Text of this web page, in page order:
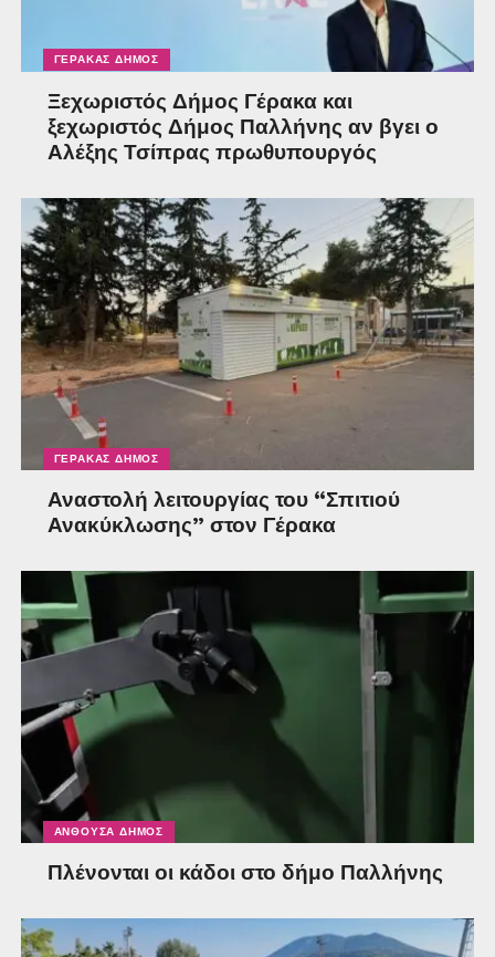
ΓΈΡΑΚΑΣ ΔΉΜΟΣ
Ξεχωριστός Δήμος Γέρακα και
ξεχωριστός Δήμος Παλλήνης αν βγει ο
Αλέξης Τσίπρας πρωθυπουργός
ΓΈΡΑΚΑΣ ΔΉΜΟΣ
Αναστολή λειτουργίας του “Σπιτιού
Ανακύκλωσης” στον Γέρακα
ΑΝΘΟΎΣΑ ΔΉΜΟΣ
Πλένονται οι κάδοι στο δήμο Παλλήνης